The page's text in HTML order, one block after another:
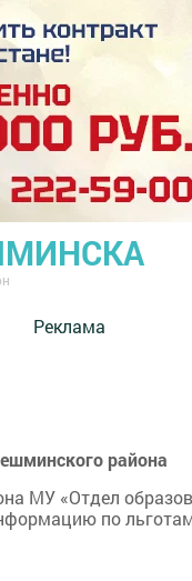
Реклама
района
МУ «Отдел
по